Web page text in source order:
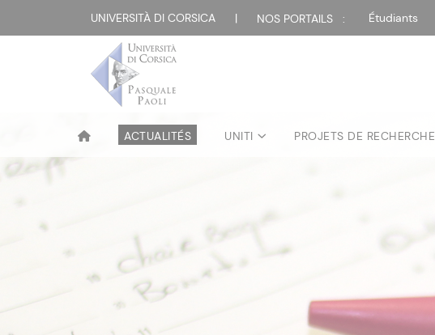
UNIVERSITÀ DI CORSICA | NOS PORTAILS : Étudiants
ACTUALITÉS UNITI PROJETS DE RECHERCHE